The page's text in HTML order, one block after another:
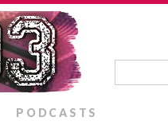
PODCASTS